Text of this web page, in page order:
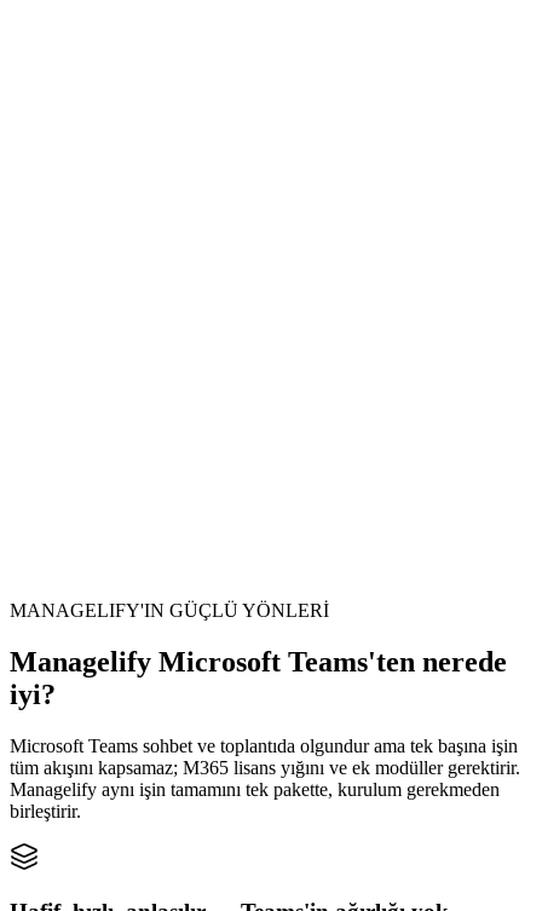
MANAGELIFY'IN GÜÇLÜ YÖNLERİ
Managelify Microsoft Teams'ten nerede
iyi?
Microsoft Teams sohbet ve toplantıda olgundur ama tek başına işin
tüm akışını kapsamaz; M365 lisans yığını ve ek modüller gerektirir.
Managelify aynı işin tamamını tek pakette, kurulum gerekmeden
birleştirir.